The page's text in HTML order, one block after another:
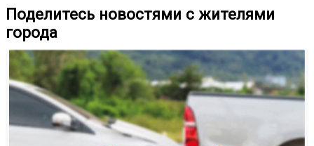
Поделитесь новостями с жителями
города